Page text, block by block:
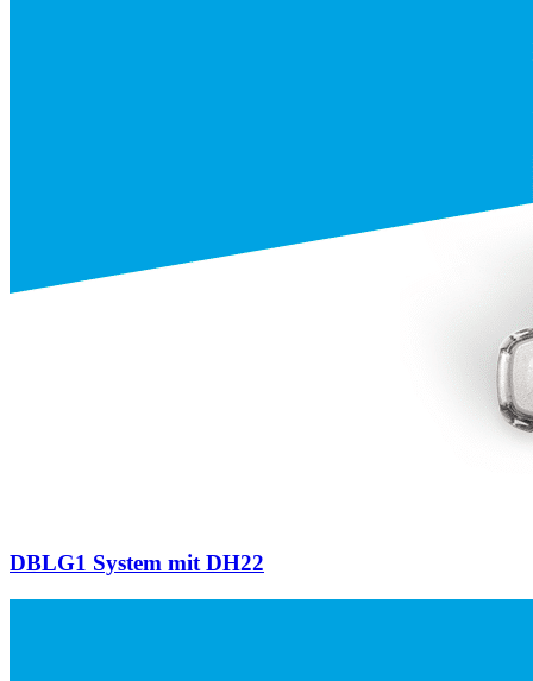
DBLG1 System mit DH22